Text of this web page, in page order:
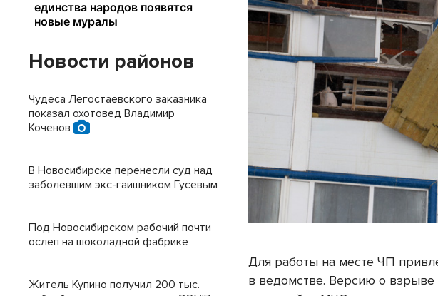
Для работы на месте ЧП
в ведомстве. Версию о взрыве
Новости районов
Чудеса Легостаевского заказника
показал охотовед Владимир
Коченов
В Новосибирске перенесли суд над
заболевшим экс-гаишником Гусевым
Под Новосибирском рабочий почти
ослеп на шоколадной фабрике
Житель Купино получил 200 тыс.